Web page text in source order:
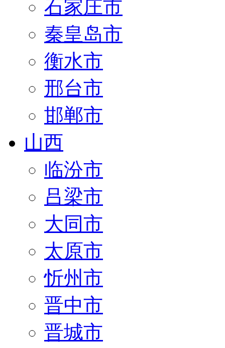
石家庄市
秦皇岛市
衡水市
邢台市
邯郸市
山西
临汾市
吕梁市
大同市
太原市
忻州市
晋中市
晋城市